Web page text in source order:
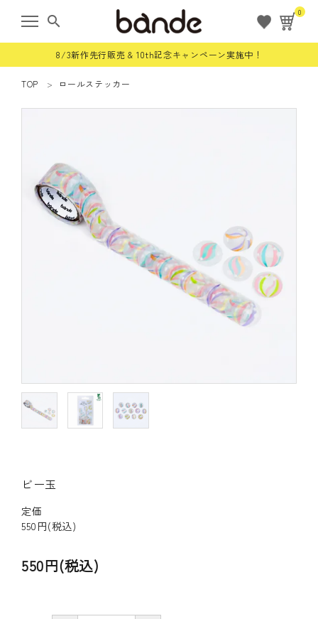
search
0
8/3新作先行販売 & 10th記念キャンペーン実施中！
すべての商品
ご利用ガイド／よくあるご質問
マイページ
企業（法人）の皆様へ
TOP ロールステッカー
ビー玉
定価
550円(税込)
550円(税込)